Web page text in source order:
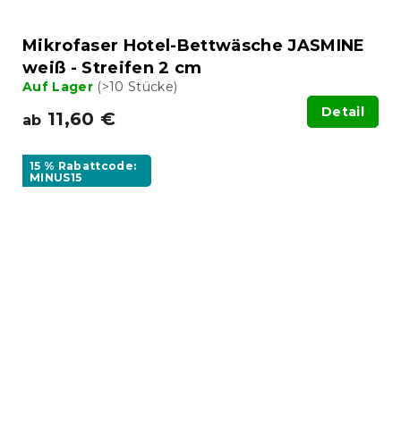
Mikrofaser Hotel-Bettwäsche JASMINE
weiß - Streifen 2 cm
Auf Lager (>10 Stücke)
ab 11,60 € Detail
15 % Rabattcode:
MINUS15